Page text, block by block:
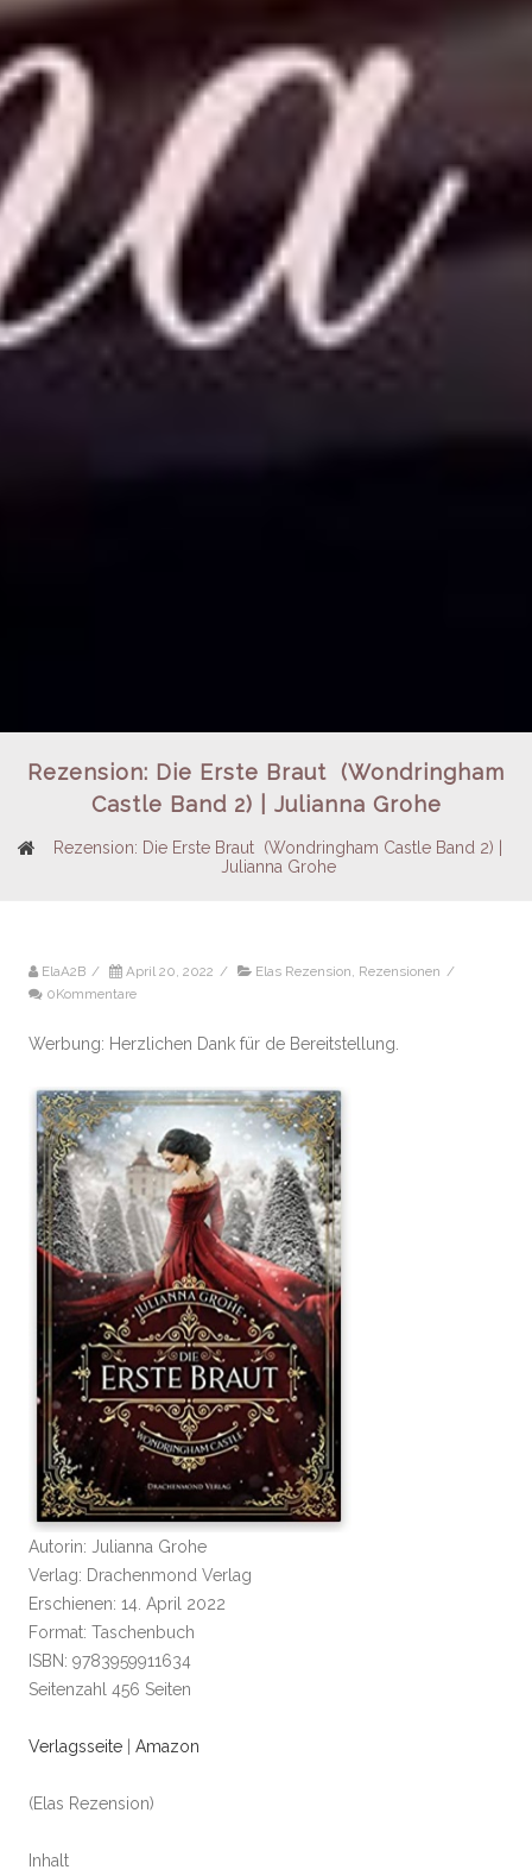
Rezension: Die Erste Braut (Wondringham
Castle Band 2) | Julianna Grohe
Rezension: Die Erste Braut (Wondringham Castle Band 2) |
Julianna Grohe
ElaA2B / April 20, 2022 / Elas Rezension, Rezensionen /
0Kommentare
Werbung: Herzlichen Dank für de Bereitstellung.
Autorin: Julianna Grohe
Verlag: Drachenmond Verlag
Erschienen: 14. April 2022
Format: Taschenbuch
ISBN: 9783959911634
Seitenzahl 456 Seiten
Verlagsseite Amazon
(Elas Rezension)
Inhalt